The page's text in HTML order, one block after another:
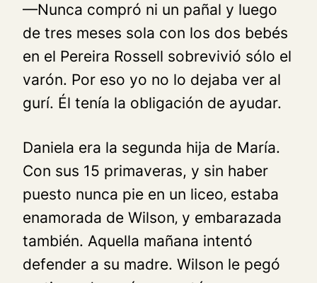
—Nunca compró ni un pañal y luego
de tres meses sola con los dos bebés
en el Pereira Rossell sobrevivió sólo el
varón. Por eso yo no lo dejaba ver al
gurí. Él tenía la obligación de ayudar.
Daniela era la segunda hija de María.
Con sus 15 primaveras, y sin haber
puesto nunca pie en un liceo‚ estaba
enamorada de Wilson‚ y embarazada
también. Aquella mañana intentó
defender a su madre. Wilson le pegó